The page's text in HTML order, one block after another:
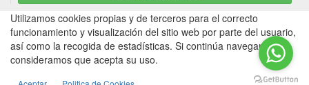
Utilizamos cookies propias y de terceros para el correcto
funcionamiento y visualización del sitio web por parte del usuario,
así como la recogida de estadísticas. Si continúa navegando,
consideramos que acepta su uso.